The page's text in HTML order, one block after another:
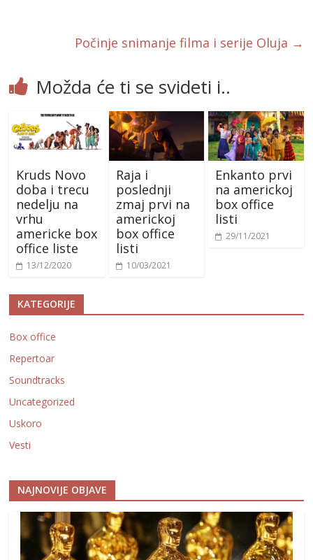
Počinje snimanje filma i serije Oluja →
Možda će ti se svideti i..
Kruds Novo
doba i trecu
nedelju na
vrhu
americke box
office liste
13/12/2020
Raja i
poslednji
zmaj prvi na
americkoj
box office
listi
10/03/2021
Enkanto prvi
na americkoj
box office
listi
29/11/2021
KATEGORIJE
Box office
Repertoar
Soundtracks
Uncategorized
Uskoro
Vesti
NAJNOVIJE OBJAVE